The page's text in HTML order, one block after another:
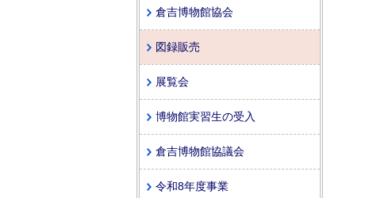
倉吉博物館協会
図録販売
展覧会
博物館実習生の受入
倉吉博物館協議会
令和8年度事業